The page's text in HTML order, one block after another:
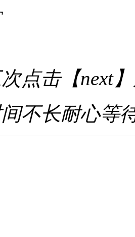
点击【next
不长耐心等